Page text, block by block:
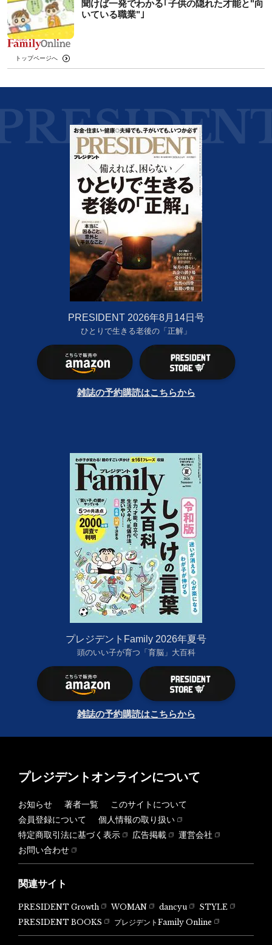
聞けば一発でわかる｢子供の隠れた才能と"向
いている職業"｣
トップページへ
PRESIDENT 2026年8月14日号
ひとりで生きる老後の「正解」
雑誌の予約購読はこちらから
プレジデントFamily 2026年夏号
頭のいい子が育つ「育脳」大百科
雑誌の予約購読はこちらから
プレジデントオンラインについて
お知らせ 著者一覧
このサイトについて
会員登録について
個人情報の取り扱い
特定商取引法に基づく表示
広告掲載
運営会社
お問い合わせ
関連サイト
PRESIDENT Growth WOMAN dancyu
STYLE
PRESIDENT BOOKS
プレジデントFamily Online